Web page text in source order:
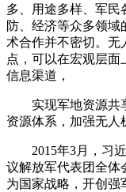
多、用途多样、军民
防、经济等众多领
术合作并不密切。无
点，可以在宏观层面
信息渠道，
实现军地资源共享
资源体系，加强无人
2015年3月，习近
议解放军代表团全体
为国家战略，开创强